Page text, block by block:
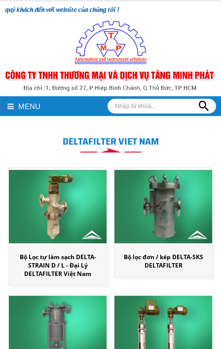
khách đến với website của chúng tôi !
MENU
DELTAFILTER VIET NAM
Bộ Lọc tự làm sạch DELTA-
STRAIN D / L - Đại Lý
DELTAFILTER Việt Nam
Bộ lọc đơn / kép DELTA-SKS
DELTAFILTER